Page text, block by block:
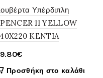
Υπέρδιπλη
11 YELLOW
KENTIA
€
Προσθήκη στο καλάθι